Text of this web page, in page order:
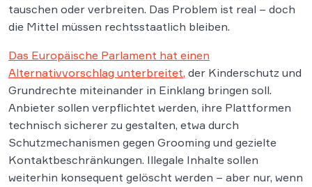
tauschen oder verbreiten. Das Problem ist real – doch
die Mittel müssen rechtsstaatlich bleiben.
Das Europäische Parlament hat einen
Alternativvorschlag unterbreitet, der Kinderschutz und
Grundrechte miteinander in Einklang bringen soll.
Anbieter sollen verpflichtet werden, ihre Plattformen
technisch sicherer zu gestalten, etwa durch
Schutzmechanismen gegen Grooming und gezielte
Kontaktbeschränkungen. Illegale Inhalte sollen
weiterhin konsequent gelöscht werden – aber nur, wenn